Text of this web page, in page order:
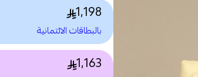
1,198
بالبطاقات الائتمانية
1,163